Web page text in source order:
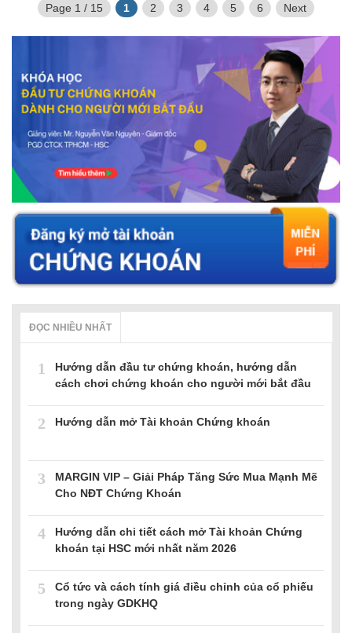
Page 1 / 15 1 2 3 4 5 6 Next
ĐỌC NHIỀU NHẤT
1
Hướng dẫn đầu tư chứng khoán, hướng dẫn
cách chơi chứng khoán cho người mới bắt đầu
2 Hướng dẫn mở Tài khoản Chứng khoán
3
MARGIN VIP – Giải Pháp Tăng Sức Mua Mạnh Mẽ
Cho NĐT Chứng Khoán
4
Hướng dẫn chi tiết cách mở Tài khoản Chứng
khoán tại HSC mới nhất năm 2026
5
Cổ tức và cách tính giá điều chỉnh của cổ phiếu
trong ngày GDKHQ